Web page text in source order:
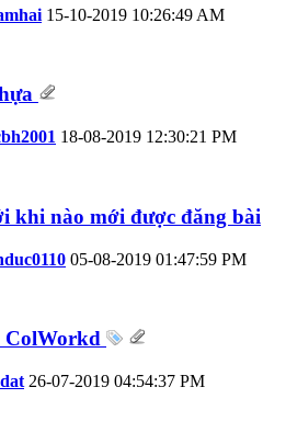
15-10-2019 10:26:49 AM
18-08-2019 12:30:21 PM
khi nào mới được đăng bài
05-08-2019 01:47:59 PM
ColWorkd
26-07-2019 04:54:37 PM